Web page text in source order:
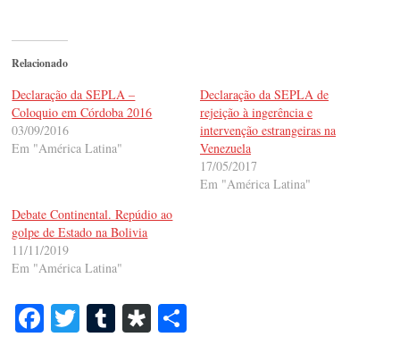
Relacionado
Declaração da SEPLA –
Coloquio em Córdoba 2016
03/09/2016
Em "América Latina"
Declaração da SEPLA de
rejeição à ingerência e
intervenção estrangeiras na
Venezuela
17/05/2017
Em "América Latina"
Debate Continental. Repúdio ao
golpe de Estado na Bolivia
11/11/2019
Em "América Latina"
Fa T T Di